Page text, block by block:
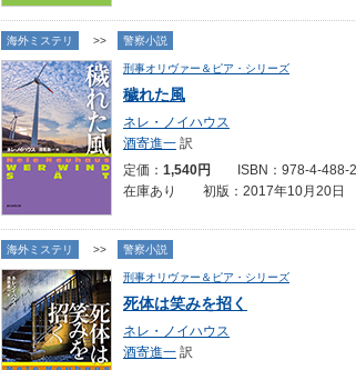
海外ミステリ >> 警察小説
刑事オリヴァー＆ピア・シリーズ
穢れた風
ネレ・ノイハウス
酒寄進一 訳
定価： 1,540円
ISBN：978-4-488-
在庫あり 初版：2017年10月20日
海外ミステリ >> 警察小説
刑事オリヴァー＆ピア・シリーズ
死体は笑みを招く
ネレ・ノイハウス
酒寄進一 訳